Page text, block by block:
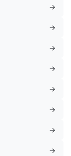
→
→
→
→
→
→
→
→